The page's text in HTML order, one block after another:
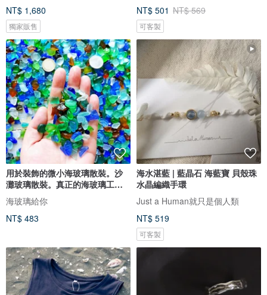
NT$ 1,680
獨家販售
NT$ 501 NT$ 569
可客製
用於裝飾的微小海玻璃散裝。沙
灘玻璃散裝。真正的海玻璃工藝
品質
海玻璃給你
NT$ 483
海水湛藍 | 藍晶石 海藍寶 貝殼珠
水晶編織手環
Just a Human就只是個人類
NT$ 519
可客製